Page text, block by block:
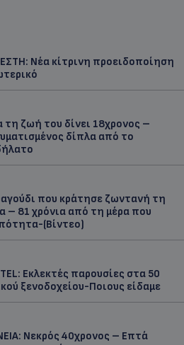
Νέα κίτρινη προειδοποίηση
ζωή του δίνει 18χρονος –
δίπλα από το
που κράτησε ζωντανή τη
– 81 χρόνια από τη μέρα που
(Bίντεο)
Εκλεκτές παρουσίες στα 50
ξενοδοχείου-Ποιους είδαμε
Νεκρός 40χρονος – Επτά